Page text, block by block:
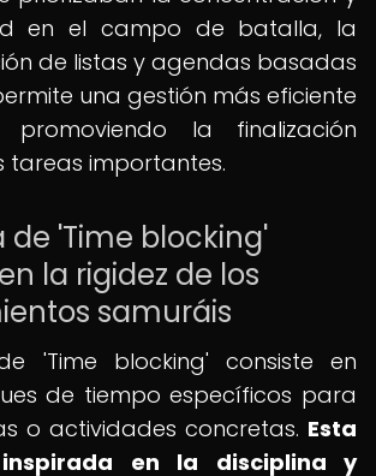
en el campo de batalla, la
de listas y agendas basadas
una gestión más eficiente
la finalización
tareas importantes.
de 'Time blocking'
la rigidez de los
samuráis
'Time blocking' consiste en
de tiempo específicos para
o actividades concretas. Esta
en la disciplina y